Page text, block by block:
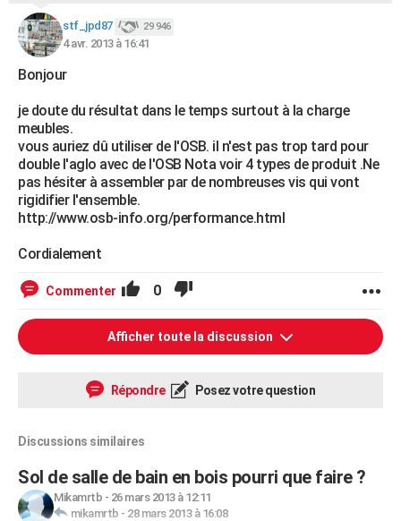
FORUM
Bricolage
Lifestyle
Culture
Sport
Auto
Television
Voyage
Cinema
stf_jpd87 29 946
4 avr. 2013 à 16:41
Bonjour
je doute du résultat dans le temps surtout à la charge
meubles.
vous auriez dû utiliser de l'OSB. il n'est pas trop tard pour
double l'aglo avec de l'OSB Nota voir 4 types de produit .Ne
pas hésiter à assembler par de nombreuses vis qui vont
rigidifier l'ensemble.
http://www.osb-info.org/performance.html
Cordialement
Commenter 0
Afficher toute la discussion
Répondre Posez votre question
Discussions similaires
Sol de salle de bain en bois pourri que faire ?
Mikamrtb - 26 mars 2013 à 12:11
mikamrtb - 28 mars 2013 à 16:08